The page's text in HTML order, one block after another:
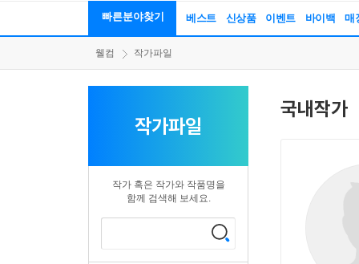
빠른분야찾기 베스트 신상품 이벤트 바이백 매
웰컴 작가파일
작가파일
작가 혹은 작가와 작품명을
함께 검색해 보세요.
국내작가